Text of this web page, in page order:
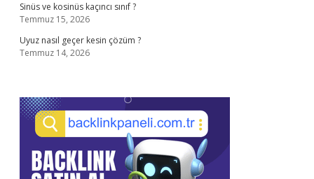
Sinüs ve kosinüs kaçıncı sınıf ?
Temmuz 15, 2026
Uyuz nasıl geçer kesin çözüm ?
Temmuz 14, 2026